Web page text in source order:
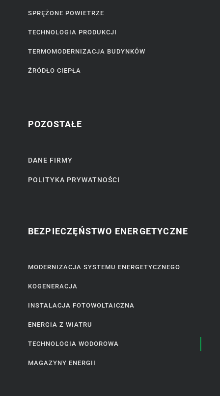
SPRĘŻONE POWIETRZE
TECHNOLOGIA PRODUKCJI
TERMOMODERNIZACJA BUDYNKÓW
ŹRÓDŁO CIEPŁA
POZOSTAŁE
DANE FIRMY
POLITYKA PRYWATNOŚCI
BEZPIECZĘŃSTWO ENERGETYCZNE
MODERNIZACJA SYSTEMU ENERGETYCZNEGO
KOGENERACJA
INSTALACJA FOTOWOLTAICZNA
ENERGIA Z WIATRU
TECHNOLOGIA WODOROWA
MAGAZYNY ENERGII